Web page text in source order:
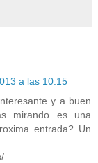
a las 10:15
y a buen
mirando es una
entrada? Un